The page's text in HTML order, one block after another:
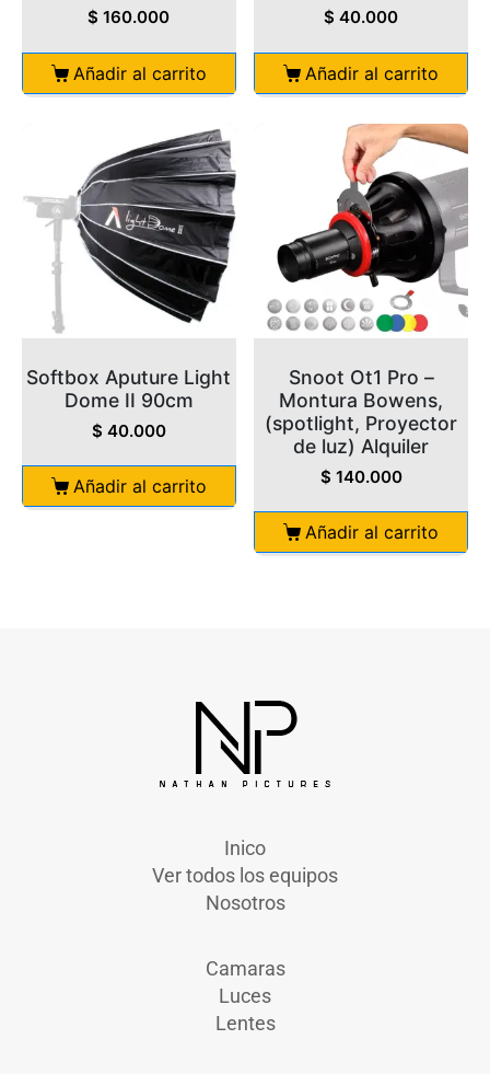
$ 160.000
Añadir al carrito
$ 40.000
Añadir al carrito
Softbox Aputure Light
Dome II 90cm
$ 40.000
Añadir al carrito
Snoot Ot1 Pro –
Montura Bowens,
(spotlight, Proyector
de luz) Alquiler
$ 140.000
Añadir al carrito
Inico
Ver todos los equipos
Nosotros
Camaras
Luces
Lentes